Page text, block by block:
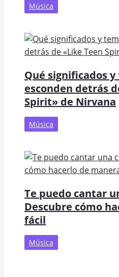
Música
Qué significados y
esconden detrás
Spirit» de Nirvana
Música
Te puedo cantar
Descubre cómo
fácil
Música